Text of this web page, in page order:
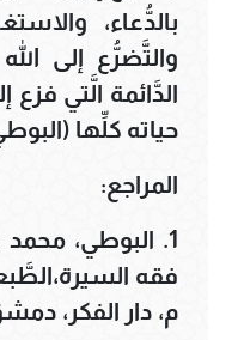
بالدُّعاء،
والتَّضرُّع إلى
الدَّائمة الَّتي
حياته كلِّها (البوطي، 1991، ص
المراجع:
م، دار الفكر،